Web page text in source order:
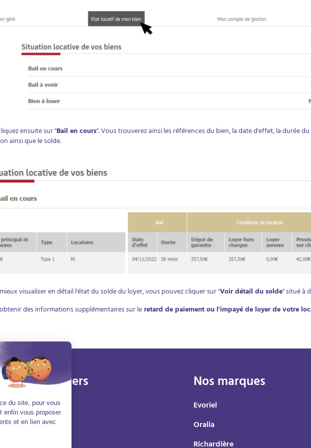
ensuite sur "Bail en cours". Vous trouverez ainsiles références du bien, la date d'effet, la durée
ainsi que le solde.
visualiser en détail l'état du solde du loyer, vous pouvez cliquer sur "Voir détail du solde" situé à
des informations supplémentaires sur leretard de paiement ou l'impayé de loyer de votre
Aller vers
Acheter
Louer
Nos marques
Evoriel
Oralia
Richardière